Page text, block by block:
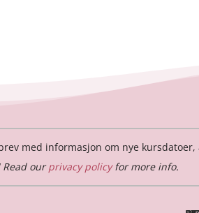
med informasjon om nye
Read ourprivacy policyfor more info.